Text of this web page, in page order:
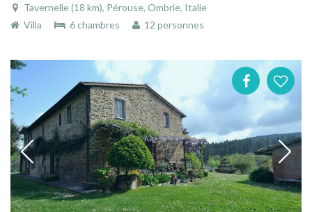
Tavernelle (18 km), Pérouse, Ombrie, Italie
Villa
6 chambres 12 personnes